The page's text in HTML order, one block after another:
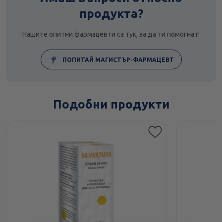
продукта?
Нашите опитни фармацевти са тук, за да ти помогнат!
ПОПИТАЙ МАГИСТЪР-ФАРМАЦЕВТ
Подобни продукти